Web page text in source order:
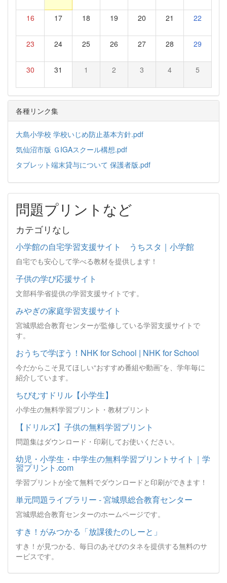
16 17 18 19 20 21 22
23 24 25 26 27 28 29
30 31 1 2 3 4 5
各種リンク集
大島小学校 学校いじめ防止基本方針.pdf
気仙沼市版 ＧIGAスクール構想.pdf
タブレット端末貸与について 保護者版.pdf
問題プリントなど
カテゴリなし
小学館の自宅学習支援サイト うちスタ｜小学館
自宅でも安心して学べる教材を提供します！
子供の学び応援サイト
文部科学省提供の学習支援サイトです。
みやぎの家庭学習支援サイト
宮城県総合教育センターが監修している学習支援サイトで
す。
おうちで学ぼう！NHK for School | NHK for School
今だからこそ見てほしい“おすすめ番組や動画”を、学年毎に
紹介しています。
ちびむすドリル【小学生】
小学生の無料学習プリント・教材プリント
【ドリルズ】子供の無料学習プリント
問題集はダウンロード・印刷してお使いください。
幼児・小学生・中学生の無料学習プリントサイト｜学
習プリント.com
学習プリントが全て無料でダウンロードと印刷ができます！
単元問題ライブラリー - 宮城県総合教育センター
宮城県総合教育センターのホームページです。
すき！がみつかる「放課後たのしーと」
すき！が見つかる、毎日のあそびのタネを提供する無料のサ
ービスです。